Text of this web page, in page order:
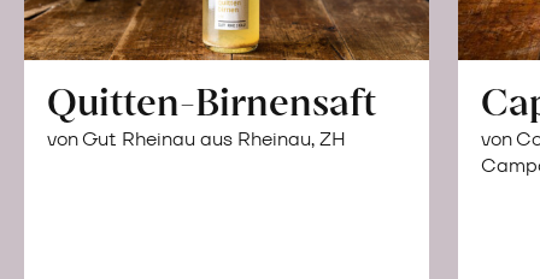
Quitten-Birnensaft
von Gut Rheinau aus Rheinau, ZH
von